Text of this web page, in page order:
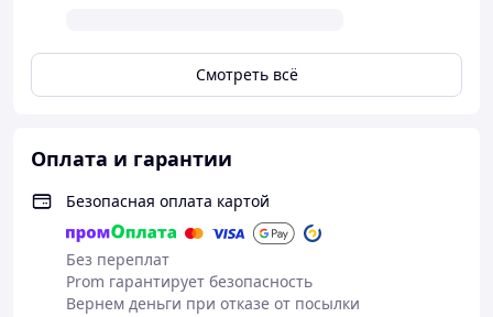
Смотреть всё
Оплата и гарантии
Безопасная оплата картой
Без переплат
Prom гарантирует безопасность
Вернем деньги при отказе от посылки